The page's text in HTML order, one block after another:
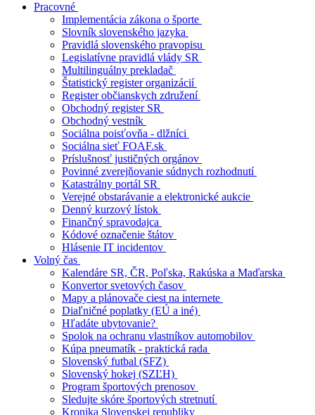
Pracovné
Implementácia zákona o športe
Slovník slovenského jazyka
Pravidlá slovenského pravopisu
Legislatívne pravidlá vlády SR
Multilinguálny prekladač
Štatistický register organizácií
Register občianskych združení
Obchodný register SR
Obchodný vestník
Sociálna poisťovňa - dlžníci
Sociálna sieť FOAF.sk
Príslušnosť justičných orgánov
Povinné zverejňovanie súdnych rozhodnutí
Katastrálny portál SR
Verejné obstarávanie a elektronické aukcie
Denný kurzový lístok
Finančný spravodajca
Kódové označenie štátov
Hlásenie IT incidentov
Volný čas
Kalendáre SR, ČR, Poľska, Rakúska a Maďarska
Konvertor svetových časov
Mapy a plánovače ciest na internete
Diaľničné poplatky (EÚ a iné)
Hľadáte ubytovanie?
Spolok na ochranu vlastníkov automobilov
Kúpa pneumatík - praktická rada
Slovenský futbal (SFZ)
Slovenský hokej (SZĽH)
Program športových prenosov
Sledujte skóre športových stretnutí
Kronika Slovenskej republiky